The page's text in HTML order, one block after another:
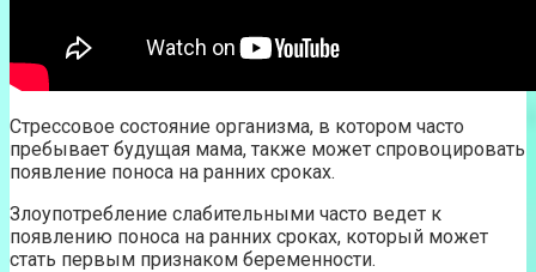
Стрессовое состояние организма, в котором часто
пребывает будущая мама, также может спровоцировать
появление поноса на ранних сроках.
Злоупотребление слабительными часто ведет к
появлению поноса на ранних сроках, который может
стать первым признаком беременности.